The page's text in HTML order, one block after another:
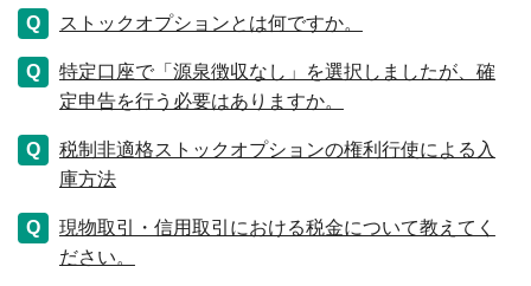
ストックオプションとは何ですか。
特定口座で「源泉徴収なし」を選択しましたが、確
定申告を行う必要はありますか。
税制非適格ストックオプションの権利行使による入
庫方法
現物取引・信用取引における税金について教えてく
ださい。